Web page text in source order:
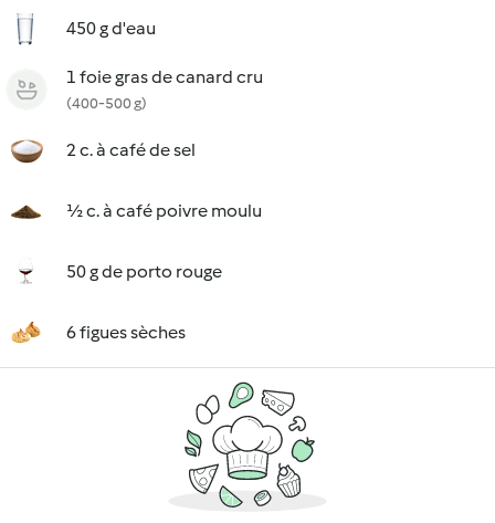
450 g d'eau
1 foie gras de canard cru
(400-500 g)
2 c. à café de sel
½ c. à café poivre moulu
50 g de porto rouge
6 figues sèches